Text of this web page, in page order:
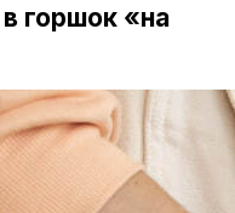
горшок «на